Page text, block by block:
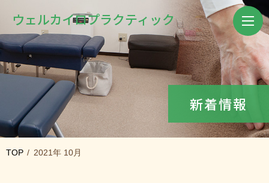
ウェルカイロプラクティック
新着情報
TOP 2021年 10月